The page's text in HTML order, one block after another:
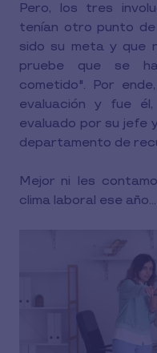
Pero, los tres
tenían otro punto de
sido su meta y que
pruebe que se
cometido". Por
evaluación y fue
evaluado por su jefe
departamento de
Mejor ni les
clima laboral ese año...